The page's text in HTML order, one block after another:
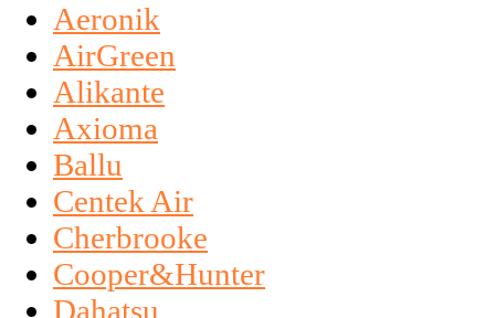
Aeronik
AirGreen
Alikante
Axioma
Ballu
Centek Air
Cherbrooke
Cooper&Hunter
Dahatsu